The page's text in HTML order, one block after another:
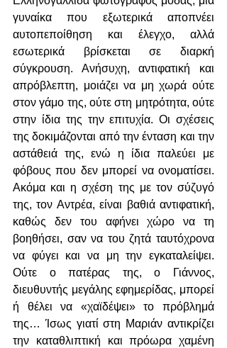
γυναίκα που εξωτερικά αποπνέει
αυτοπεποίθηση και έλεγχο, αλλά
εσωτερικά βρίσκεται σε διαρκή
σύγκρουση. Ανήσυχη, αντιφατική και
απρόβλεπτη, μοιάζει να μη χωρά ούτε
στον γάμο της, ούτε στη μητρότητα, ούτε
στην ίδια της την επιτυχία. Οι σχέσεις
της δοκιμάζονται από την ένταση και την
αστάθειά της, ενώ η ίδια παλεύει με
φόβους που δεν μπορεί να ονοματίσει.
Ακόμα και η σχέση της με τον σύζυγό
της, τον Αντρέα, είναι βαθιά αντιφατική,
καθώς δεν του αφήνει χώρο να τη
βοηθήσει, σαν να του ζητά ταυτόχρονα
να φύγει και να μη την εγκαταλείψει.
Ούτε ο πατέρας της, ο Γιάννος,
διευθυντής μεγάλης εφημερίδας, μπορεί
ή θέλει να «χαϊδέψει» το πρόβλημά
της… Ίσως γιατί στη Μαριάν αντικρίζει
την καταθλιπτική και πρόωρα χαμένη